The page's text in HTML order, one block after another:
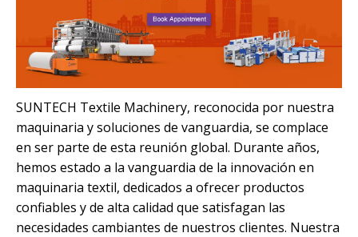
SUNTECH Textile Machinery, reconocida por nuestra
maquinaria y soluciones de vanguardia, se complace
en ser parte de esta reunión global. Durante años,
hemos estado a la vanguardia de la innovación en
maquinaria textil, dedicados a ofrecer productos
confiables y de alta calidad que satisfagan las
necesidades cambiantes de nuestros clientes. Nuestra